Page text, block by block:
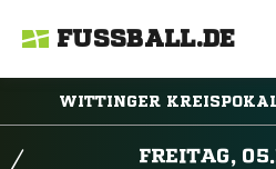
FUSSBALL.DE
WITTINGER
